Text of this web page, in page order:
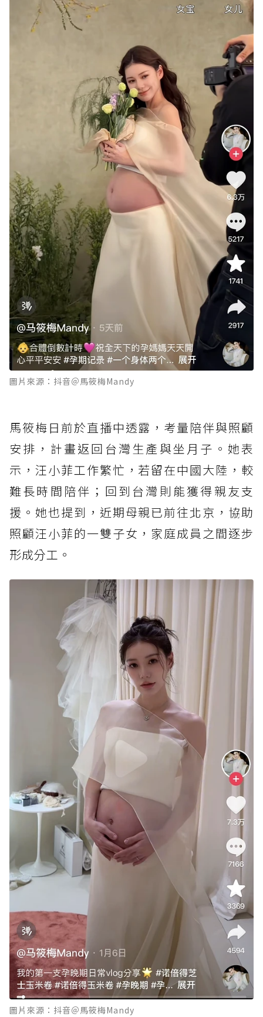
圖片來源：抖音＠馬筱梅Mandy
馬筱梅日前於直播中透露，考量陪伴與照顧
安排，計畫返回台灣生產與坐月子。她表
示，汪小菲工作繁忙，若留在中國大陸，較
難長時間陪伴；回到台灣則能獲得親友支
援。她也提到，近期母親已前往北京，協助
照顧汪小菲的一雙子女，家庭成員之間逐步
形成分工。
圖片來源：抖音＠馬筱梅Mandy